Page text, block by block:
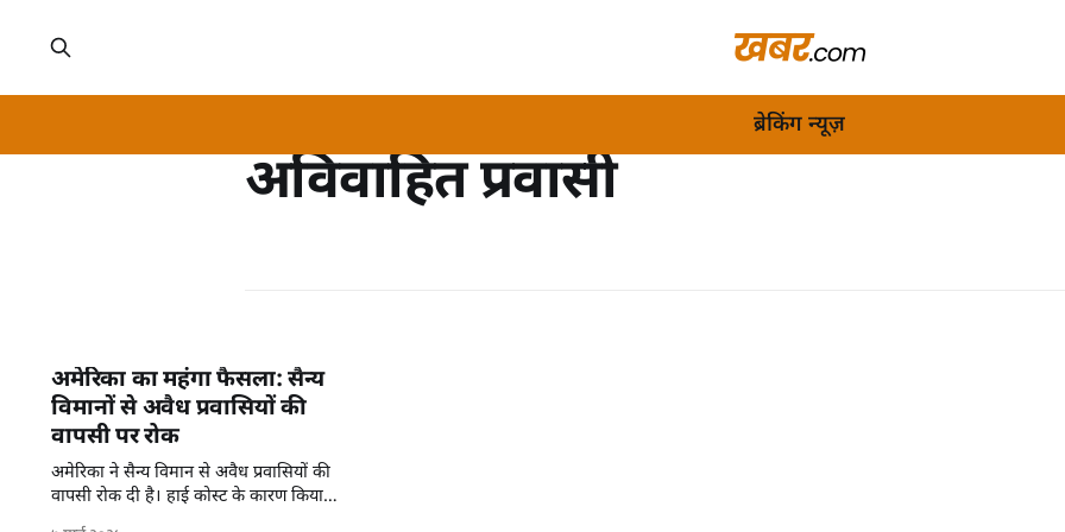
ब्रेकिंग न्यूज़
अविवाहित प्रवासी
अमेरिका का महंगा फैसला: सैन्य
विमानों से अवैध प्रवासियों की
वापसी पर रोक
अमेरिका ने सैन्य विमान से अवैध प्रवासियों की
वापसी रोक दी है। हाई कोस्ट के कारण किया
गया यह बड़ा बदलाव।